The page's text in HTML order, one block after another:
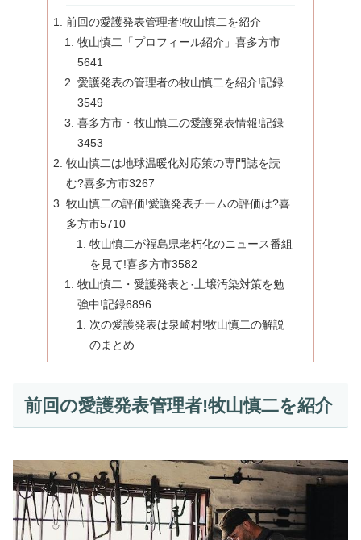
前回の愛護発表管理者!牧山慎二を紹介
牧山慎二「プロフィール紹介」喜多方市
5641
愛護発表の管理者の牧山慎二を紹介!記録
3549
喜多方市・牧山慎二の愛護発表情報!記録
3453
牧山慎二は地球温暖化対応策の専門誌を読
む?喜多方市3267
牧山慎二の評価!愛護発表チームの評価は?喜
多方市5710
牧山慎二が福島県老朽化のニュース番組
を見て!喜多方市3582
牧山慎二・愛護発表と·土壌汚染対策を勉
強中!記録6896
次の愛護発表は泉崎村!牧山慎二の解説
のまとめ
前回の愛護発表管理者!牧山慎二を紹介